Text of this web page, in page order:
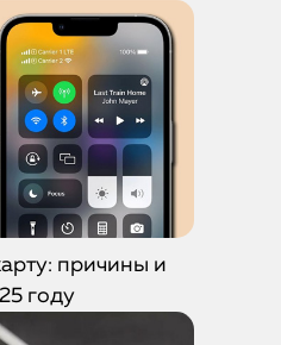
причины и
году